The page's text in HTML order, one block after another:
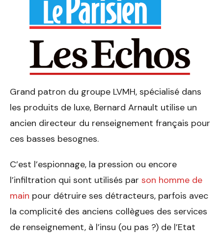
Grand patron du groupe LVMH, spécialisé dans
les produits de luxe, Bernard Arnault utilise un
ancien directeur du renseignement français pour
ces basses besognes.
C’est l’espionnage, la pression ou encore
l’infiltration qui sont utilisés par son homme de
main pour détruire ses détracteurs, parfois avec
la complicité des anciens collègues des services
de renseignement, à l’insu (ou pas ?) de l’Etat